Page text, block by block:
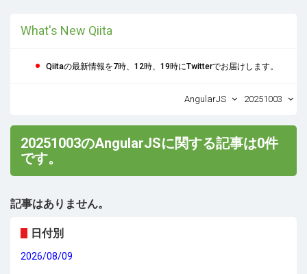
What's New Qiita
Qiitaの最新情報を7時、12時、19時にTwitterでお届けします。
AngularJS 20251003
20251003のAngularJSに関する記事は0件
です。
記事はありません。
日付別
2026/08/09